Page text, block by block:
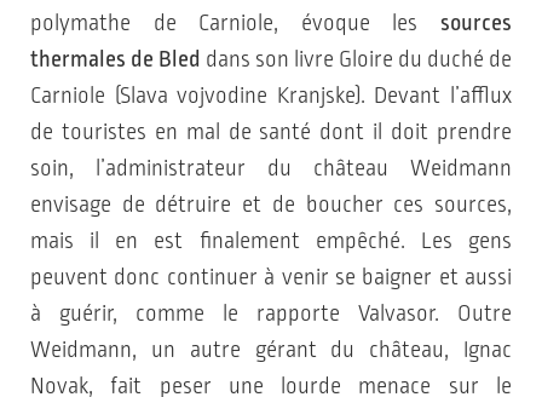
polymathe de Carniole, évoque les sources
thermales de Bled dans son livre Gloire du duché de
Carniole (Slava vojvodine Kranjske). Devant l’afflux
de touristes en mal de santé dont il doit prendre
soin, l’administrateur du château Weidmann
envisage de détruire et de boucher ces sources,
mais il en est finalement empêché. Les gens
peuvent donc continuer à venir se baigner et aussi
à guérir, comme le rapporte Valvasor. Outre
Weidmann, un autre gérant du château, Ignac
Novak, fait peser une lourde menace sur le